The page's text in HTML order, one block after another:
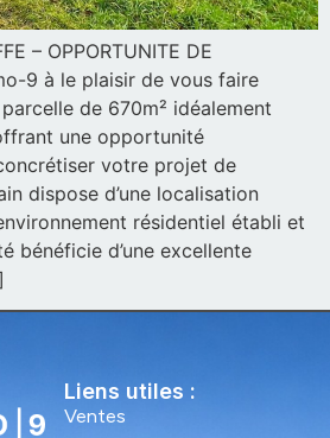
– OPPORTUNITE DE
9 à le plaisir de vous faire
de 670m² idéalement
une opportunité
votre projet de
dispose d’une localisation
résidentiel établi et
bénéficie d’une excellente
Liens utiles :
Ventes